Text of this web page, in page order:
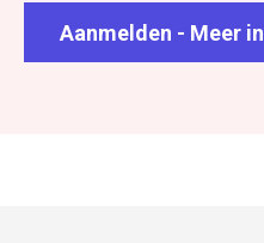
Aanmelden - Meer